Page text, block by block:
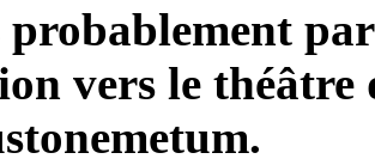
vers le théâtre